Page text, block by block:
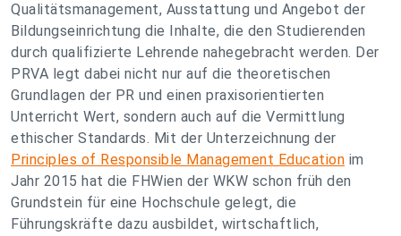
Qualitätsmanagement, Ausstattung und Angebot der
Bildungseinrichtung die Inhalte, die den Studierenden
durch qualifizierte Lehrende nahegebracht werden. Der
PRVA legt dabei nicht nur auf die theoretischen
Grundlagen der PR und einen praxisorientierten
Unterricht Wert, sondern auch auf die Vermittlung
ethischer Standards. Mit der Unterzeichnung der
Principles of Responsible Management Education im
Jahr 2015 hat die FHWien der WKW schon früh den
Grundstein für eine Hochschule gelegt, die
Führungskräfte dazu ausbildet, wirtschaftlich,